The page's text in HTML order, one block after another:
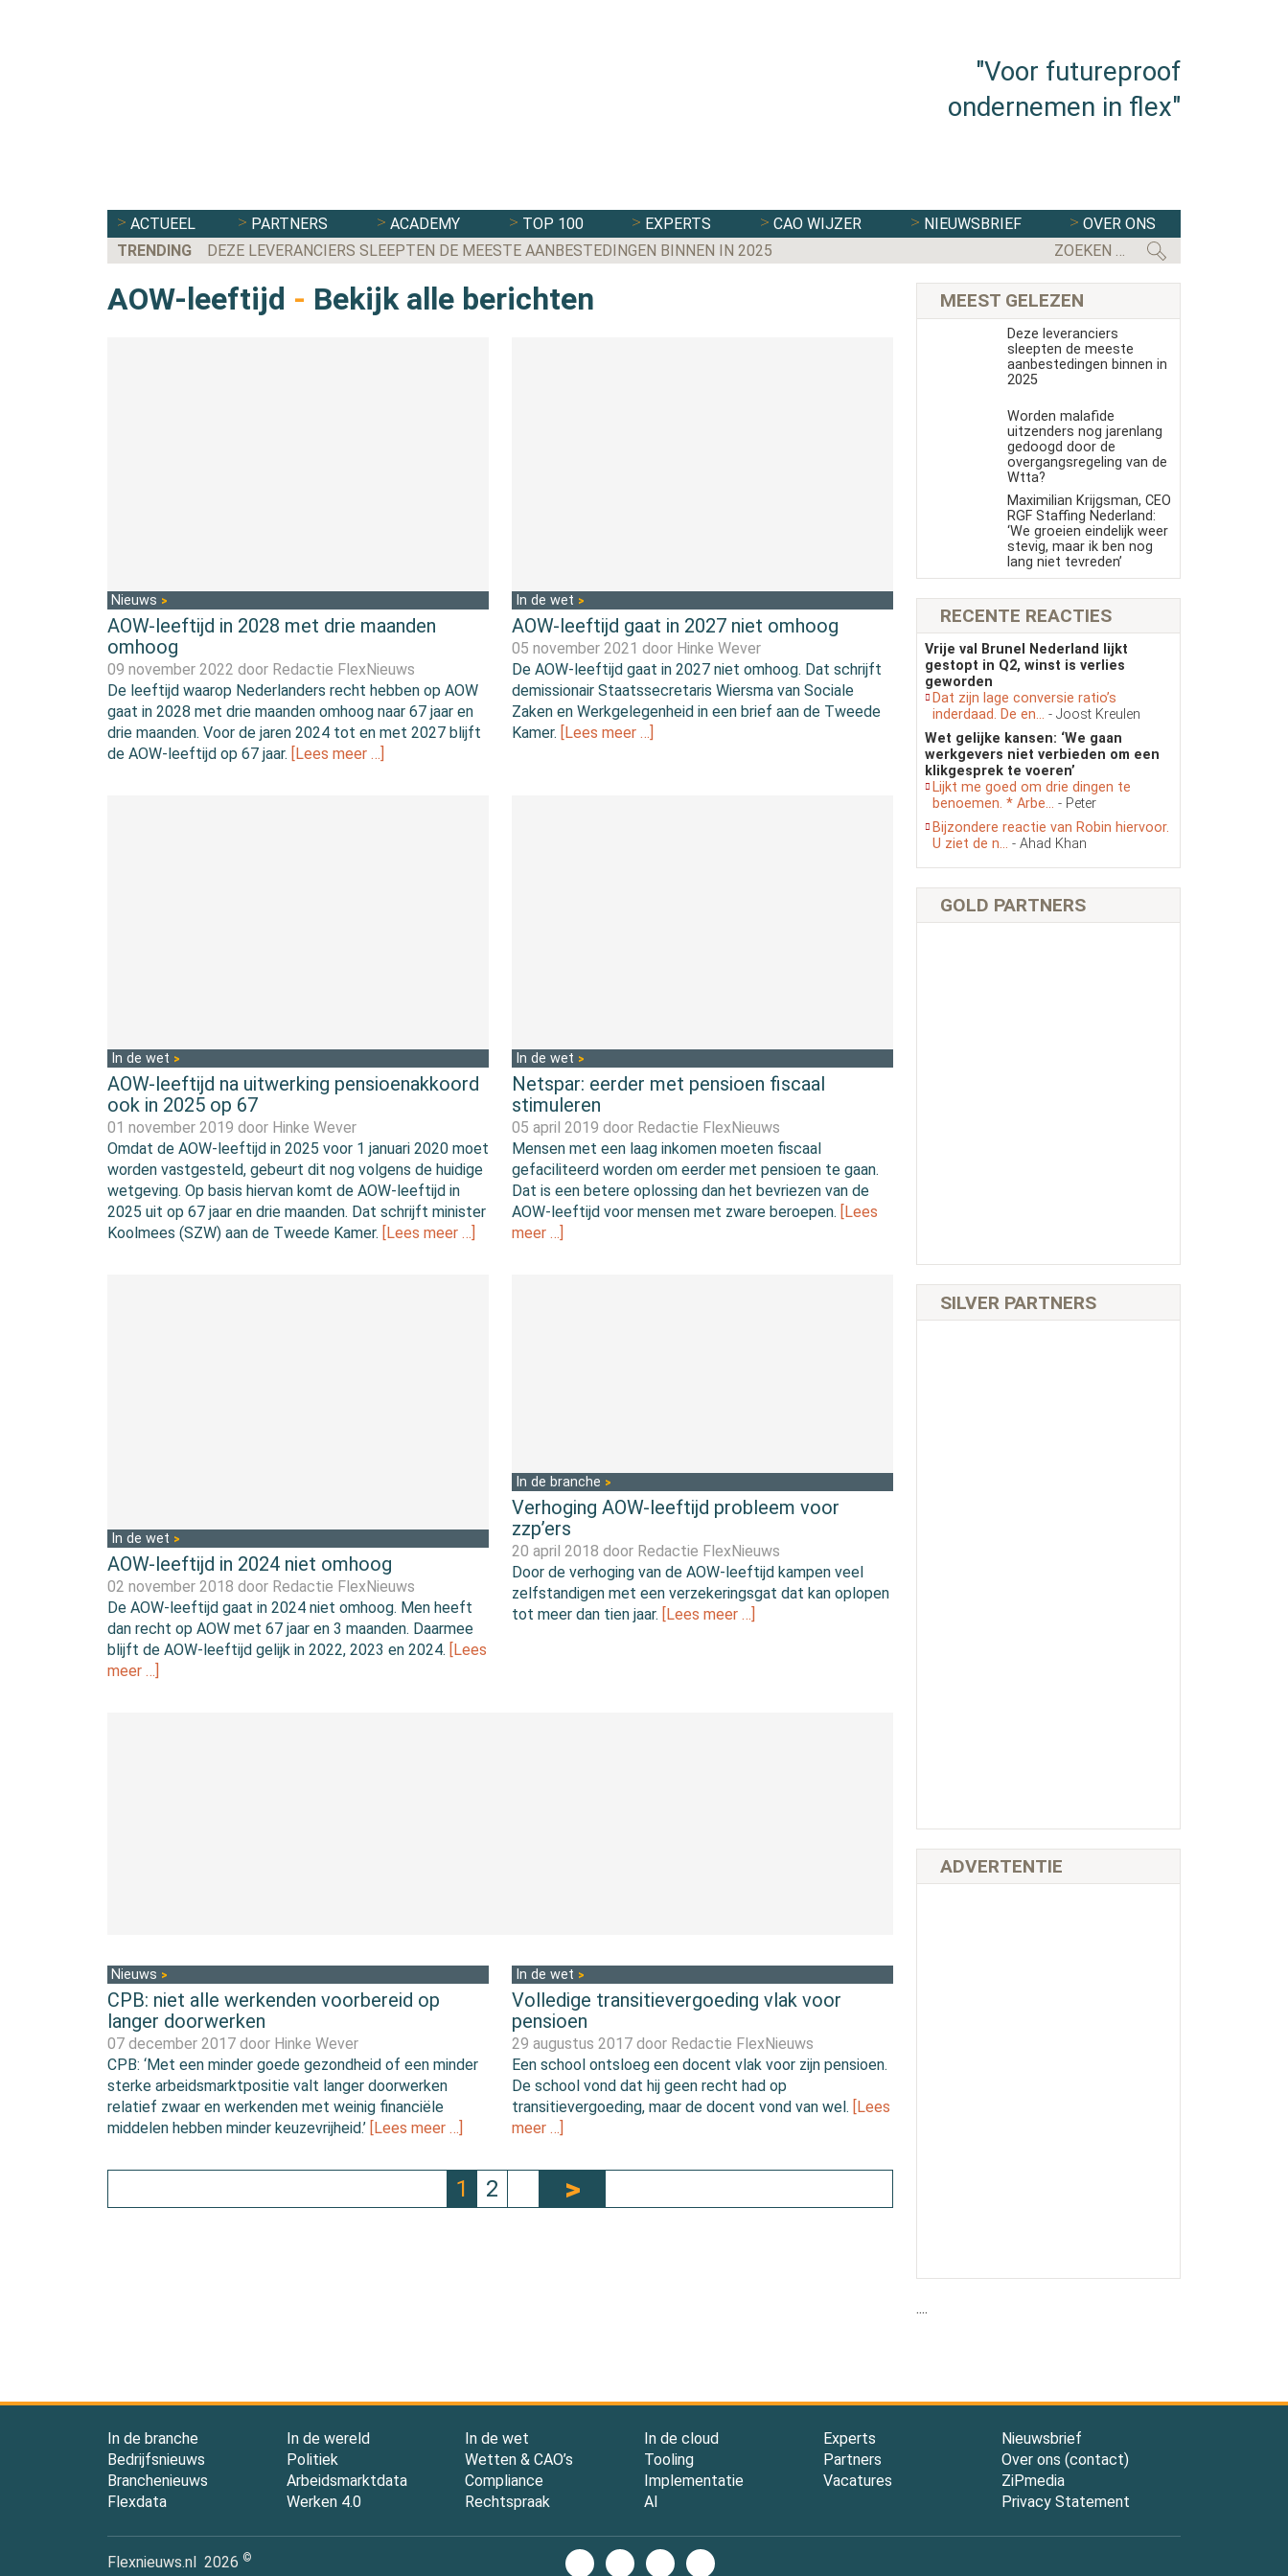
"Voor futureproof
ondernemen in flex"
ACTUEEL PARTNERS ACADEMY TOP 100 EXPERTS CAO WIJZER NIEUWSBRIEF
OVER ONS
TRENDING
DEZE LEVERANCIERS SLEEPTEN DE MEESTE AANBESTEDINGEN BINNEN IN 2025 EERSTE KAMER STEMT IN MET
AOW-leeftijd - Bekijk alle berichten
Nieuws
AOW-leeftijd in 2028 met drie maanden
omhoog
09 november 2022 door Redactie FlexNieuws
De leeftijd waarop Nederlanders recht hebben op AOW
gaat in 2028 met drie maanden omhoog naar 67 jaar en
drie maanden. Voor de jaren 2024 tot en met 2027 blijft
de AOW-leeftijd op 67 jaar. [Lees meer …]
In de wet
AOW-leeftijd gaat in 2027 niet omhoog
05 november 2021 door Hinke Wever
De AOW-leeftijd gaat in 2027 niet omhoog. Dat schrijft
demissionair Staatssecretaris Wiersma van Sociale
Zaken en Werkgelegenheid in een brief aan de Tweede
Kamer. [Lees meer …]
In de wet
AOW-leeftijd na uitwerking pensioenakkoord
ook in 2025 op 67
01 november 2019 door Hinke Wever
Omdat de AOW-leeftijd in 2025 voor 1 januari 2020 moet
worden vastgesteld, gebeurt dit nog volgens de huidige
wetgeving. Op basis hiervan komt de AOW-leeftijd in
2025 uit op 67 jaar en drie maanden. Dat schrijft minister
Koolmees (SZW) aan de Tweede Kamer.
[Lees meer …]
In de wet
Netspar: eerder met pensioen fiscaal
stimuleren
05 april 2019 door Redactie FlexNieuws
Mensen met een laag inkomen moeten fiscaal
gefaciliteerd worden om eerder met pensioen te gaan.
Dat is een betere oplossing dan het bevriezen van de
AOW-leeftijd voor mensen met zware beroepen.
[Lees
meer …]
In de wet
AOW-leeftijd in 2024 niet omhoog
02 november 2018 door Redactie FlexNieuws
De AOW-leeftijd gaat in 2024 niet omhoog. Men heeft
dan recht op AOW met 67 jaar en 3 maanden. Daarmee
blijft de AOW-leeftijd gelijk in 2022, 2023 en 2024. [Lees
meer …]
In de branche
Verhoging AOW-leeftijd probleem voor
zzp’ers
20 april 2018 door Redactie FlexNieuws
Door de verhoging van de AOW-leeftijd kampen veel
zelfstandigen met een verzekeringsgat dat kan oplopen
tot meer dan tien jaar. [Lees meer …]
Nieuws
CPB: niet alle werkenden voorbereid op
langer doorwerken
07 december 2017 door Hinke Wever
CPB: ‘Met een minder goede gezondheid of een minder
sterke arbeidsmarktpositie valt langer doorwerken
relatief zwaar en werkenden met weinig financiële
middelen hebben minder keuzevrijheid.’ [Lees meer …]
In de wet
Volledige transitievergoeding vlak voor
pensioen
29 augustus 2017 door Redactie FlexNieuws
Een school ontsloeg een docent vlak voor zijn pensioen.
De school vond dat hij geen recht had op
transitievergoeding, maar de docent vond van wel. [Lees
meer …]
1 2
MEEST GELEZEN
Deze leveranciers
sleepten de meeste
aanbestedingen binnen in
2025
Worden malafide
uitzenders nog jarenlang
gedoogd door de
overgangsregeling van de
Wtta?
Maximilian Krijgsman, CEO
RGF Staffing Nederland:
‘We groeien eindelijk weer
stevig, maar ik ben nog
lang niet tevreden’
RECENTE REACTIES
Vrije val Brunel Nederland lijkt
gestopt in Q2, winst is verlies
geworden
Dat zijn lage conversie ratio’s
inderdaad. De en... - Joost Kreulen
Wet gelijke kansen: ‘We gaan
werkgevers niet verbieden om een
klikgesprek te voeren’
Lijkt me goed om drie dingen te
benoemen. * Arbe... - Peter
Bijzondere reactie van Robin hiervoor.
U ziet de n... - Ahad Khan
GOLD PARTNERS
SILVER PARTNERS
ADVERTENTIE
....
In de branche
Bedrijfsnieuws
Branchenieuws
Flexdata
In de wereld
Politiek
Arbeidsmarktdata
Werken 4.0
In de wet
Wetten & CAO’s
Compliance
Rechtspraak
In de cloud
Tooling
Implementatie
AI
Experts
Partners
Vacatures
Nieuwsbrief
Over ons (contact)
ZiPmedia
Privacy Statement
Flexnieuws.nl 2026 ©